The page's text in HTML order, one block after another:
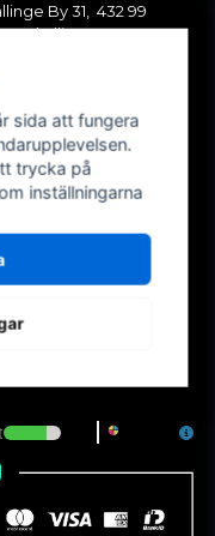
By 31, 432 99
Skällinge
KONTO
Skapa konto
sida att fungera
trycka på
inställningarna